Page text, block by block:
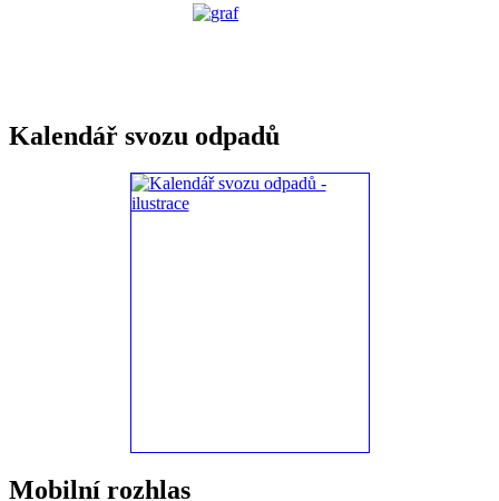
Kalendář svozu odpadů
Mobilní rozhlas